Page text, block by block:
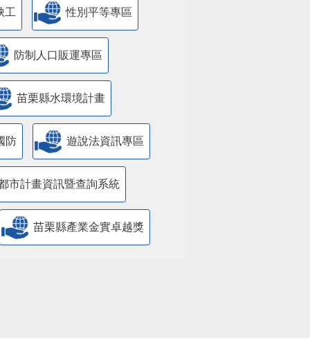
工 性別平等專區
防制人口販運專區
苗栗縣水環境計畫
防 遊說法資訊專區
市計畫資訊暨查詢系統
苗栗縣產業金實卓越獎